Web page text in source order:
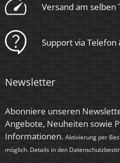
Form
Schaltzyklen
Anlaufzeit
Zündzeit
< 0,5 Sek.
Versand am selben
Support via Telefon
Newsletter
Abonniere unseren
Angebote, Neuheiten sowie
Informationen. Aktivierung per
möglich. Details in den